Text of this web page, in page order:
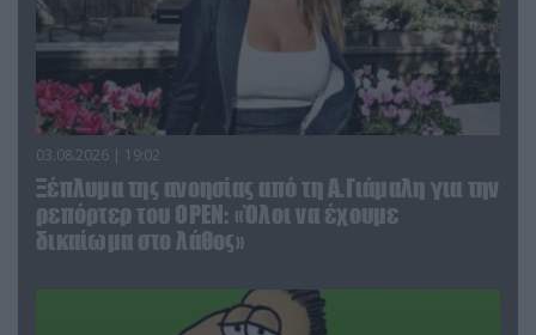
03.08.2026 | 19:02
Ξέπλυμα της ανοησίας από τη Α.Γιάμαλη για την
ρεπόρτερ του ΟΡΕΝ: «Όλοι να έχουμε
δικαίωμα στο λάθος»